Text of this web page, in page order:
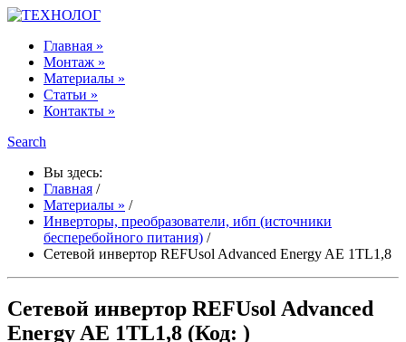
Главная »
Монтаж »
Материалы »
Статьи »
Контакты »
Search
Вы здесь:
Главная /
Материалы » /
Инверторы, преобразователи, ибп (источники
бесперебойного питания) /
Сетевой инвертор REFUsol Advanced Energy AE 1TL1,8
Сетевой инвертор REFUsol Advanced
Energy AE 1TL1,8 (Код: )